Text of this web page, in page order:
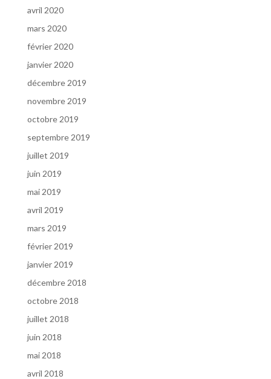
avril 2020
mars 2020
février 2020
janvier 2020
décembre 2019
novembre 2019
octobre 2019
septembre 2019
juillet 2019
juin 2019
mai 2019
avril 2019
mars 2019
février 2019
janvier 2019
décembre 2018
octobre 2018
juillet 2018
juin 2018
mai 2018
avril 2018